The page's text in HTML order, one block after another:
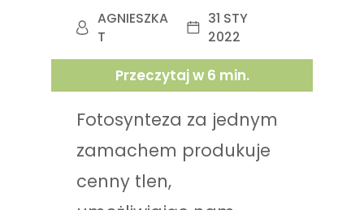
AGNIESZKA
T
31 STY
2022
Przeczytaj w 6 min.
Fotosynteza za jednym
zamachem produkuje
cenny tlen,